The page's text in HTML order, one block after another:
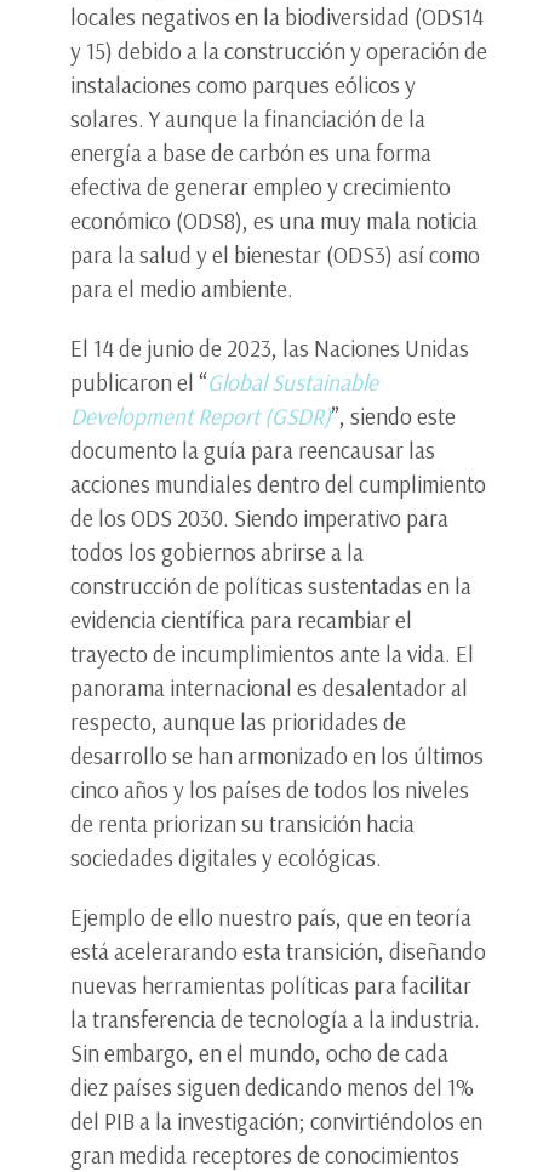
locales negativos en la biodiversidad (ODS14
y 15) debido a la construcción y operación de
instalaciones como parques eólicos y
solares. Y aunque la financiación de la
energía a base de carbón es una forma
efectiva de generar empleo y crecimiento
económico (ODS8), es una muy mala noticia
para la salud y el bienestar (ODS3) así como
para el medio ambiente.
El 14 de junio de 2023, las Naciones Unidas
publicaron el “Global Sustainable
Development Report (GSDR)”, siendo este
documento la guía para reencausar las
acciones mundiales dentro del cumplimiento
de los ODS 2030. Siendo imperativo para
todos los gobiernos abrirse a la
construcción de políticas sustentadas en la
evidencia científica para recambiar el
trayecto de incumplimientos ante la vida. El
panorama internacional es desalentador al
respecto, aunque las prioridades de
desarrollo se han armonizado en los últimos
cinco años y los países de todos los niveles
de renta priorizan su transición hacia
sociedades digitales y ecológicas.
Ejemplo de ello nuestro país, que en teoría
está acelerarando esta transición, diseñando
nuevas herramientas políticas para facilitar
la transferencia de tecnología a la industria.
Sin embargo, en el mundo, ocho de cada
diez países siguen dedicando menos del 1%
del PIB a la investigación; convirtiéndolos en
gran medida receptores de conocimientos